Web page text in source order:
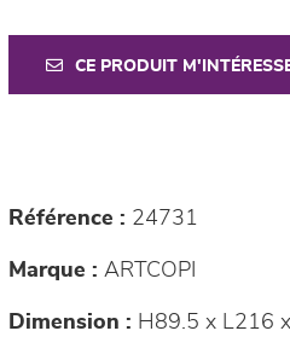
CE PRODUIT
Référence : 24731
Marque : ARTCOPI
Dimension : H89.5 x L216